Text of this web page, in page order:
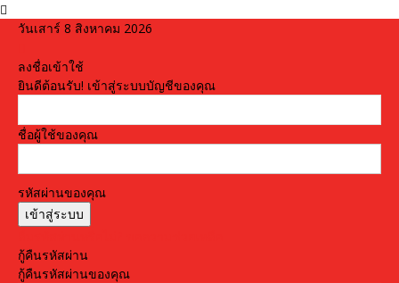
วันเสาร์ 8 สิงหาคม 2026
ลงชื่อเข้าใช้
ยินดีต้อนรับ! เข้าสู่ระบบบัญชีของคุณ
ชื่อผู้ใช้ของคุณ
รหัสผ่านของคุณ
กู้คืนรหัสผ่าน
กู้คืนรหัสผ่านของคุณ